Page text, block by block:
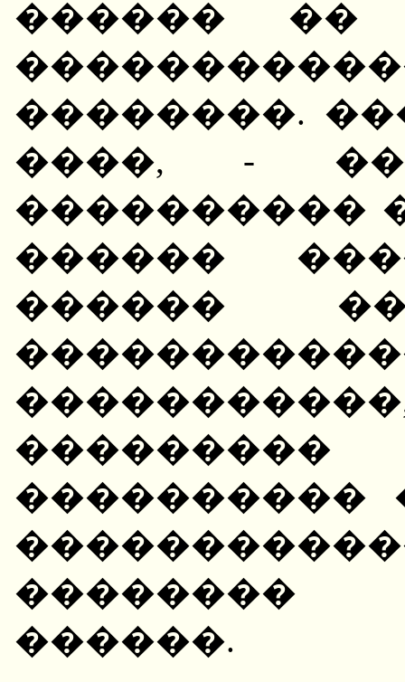
������ ��
��������.
����, -
����������
������
������
����������
��������
������.